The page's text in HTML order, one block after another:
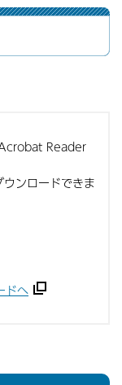
Reader
ンロードできま
ドへ